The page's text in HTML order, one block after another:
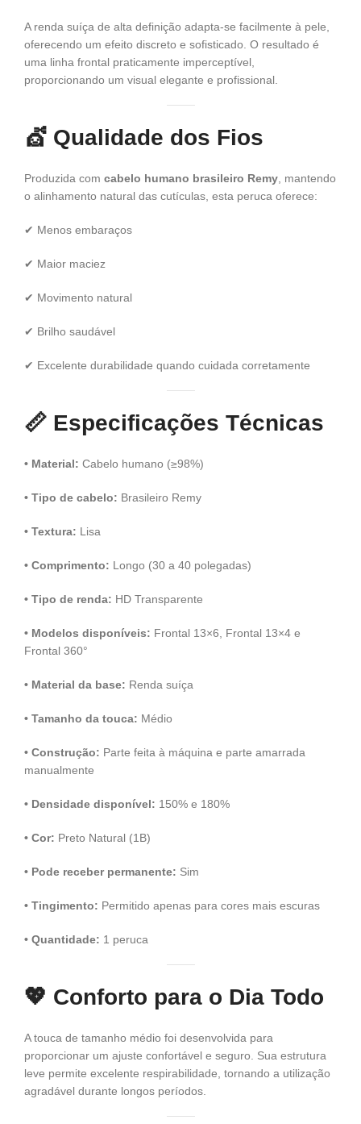
A renda suíça de alta definição adapta-se facilmente à pele,
oferecendo um efeito discreto e sofisticado. O resultado é
uma linha frontal praticamente imperceptível,
proporcionando um visual elegante e profissional.
💇 Qualidade dos Fios
Produzida com cabelo humano brasileiro Remy, mantendo
o alinhamento natural das cutículas, esta peruca oferece:
✔ Menos embaraços
✔ Maior maciez
✔ Movimento natural
✔ Brilho saudável
✔ Excelente durabilidade quando cuidada corretamente
📏 Especificações Técnicas
• Material: Cabelo humano (≥98%)
• Tipo de cabelo: Brasileiro Remy
• Textura: Lisa
• Comprimento: Longo (30 a 40 polegadas)
• Tipo de renda: HD Transparente
• Modelos disponíveis: Frontal 13×6, Frontal 13×4 e
Frontal 360°
• Material da base: Renda suíça
• Tamanho da touca: Médio
• Construção: Parte feita à máquina e parte amarrada
manualmente
• Densidade disponível: 150% e 180%
• Cor: Preto Natural (1B)
• Pode receber permanente: Sim
• Tingimento: Permitido apenas para cores mais escuras
• Quantidade: 1 peruca
💖 Conforto para o Dia Todo
A touca de tamanho médio foi desenvolvida para
proporcionar um ajuste confortável e seguro. Sua estrutura
leve permite excelente respirabilidade, tornando a utilização
agradável durante longos períodos.